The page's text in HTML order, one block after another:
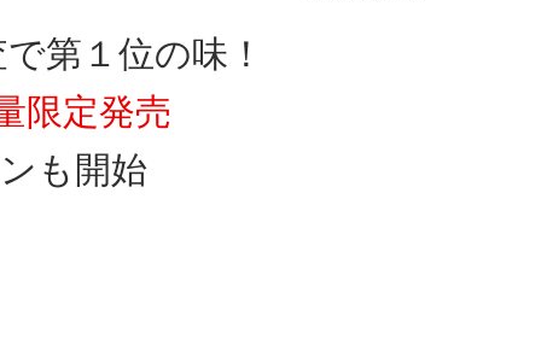
第１位の味！
限定発売
も開始